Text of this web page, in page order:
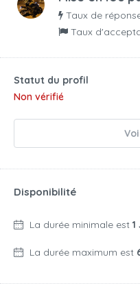
Taux de
Taux
Statut du profil
Non vérifié
Disponibilité
La durée minimale est
La durée maximum est